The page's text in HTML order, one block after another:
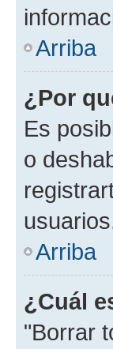
Arriba
¿Por
Es
o
Arriba
¿Cuál
"Borrar